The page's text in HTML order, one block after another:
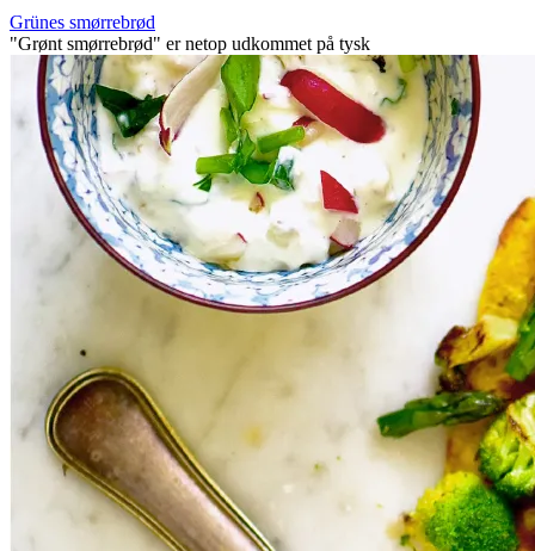
Grünes smørrebrød
"Grønt smørrebrød" er netop udkommet på tysk